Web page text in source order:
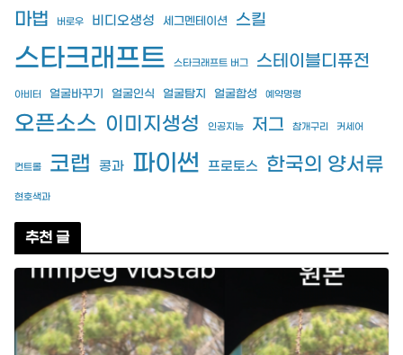
마법 버로우 비디오생성 세그멘테이션 스킬
스타크래프트 스타크래프트 버그 스테이블디퓨전
아비터 얼굴바꾸기 얼굴인식 얼굴탐지 얼굴합성 예약명령
오픈소스 이미지생성 인공지능 저그 참개구리 커세어
컨트롤 코랩 콩과 파이썬 프로토스 한국의 양서류
현호색과
추천 글